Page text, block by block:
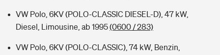
VW Polo, 6KV (POLO-CLASSIC DIESEL-D), 47 kW,
Diesel, Limousine, ab 1995(0600 / 283)
VW Polo, 6KV (POLO-CLASSIC), 74 kW, Benzin,